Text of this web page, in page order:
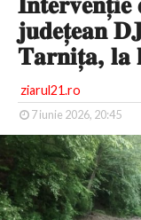
𝐣𝐮𝐝𝐞𝐭̦𝐞𝐚𝐧
𝐓𝐚𝐫𝐧𝐢𝐭̦𝐚,
ziarul21.ro
7 iunie 2026, 20:45